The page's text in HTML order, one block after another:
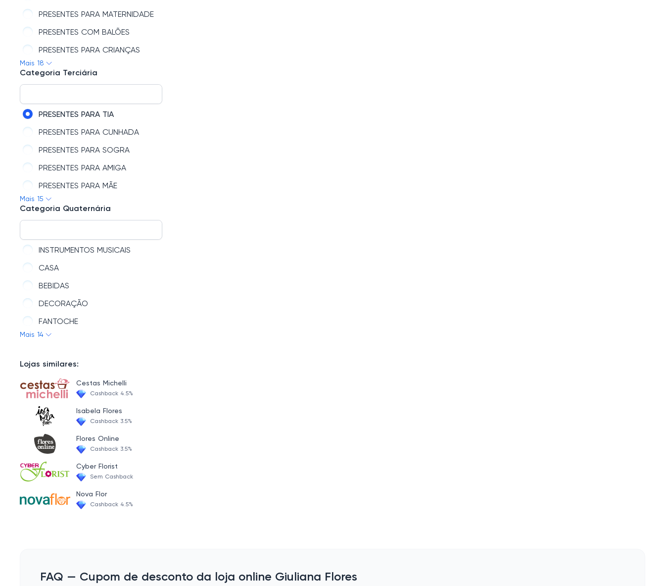
PRESENTES PARA MATERNIDADE
PRESENTES COM BALÕES
PRESENTES PARA CRIANÇAS
PRESENTES COM CHOCOLATES
PRESENTES PARA ELES
PRESENTES COM CANECAS
PRESENTES COM JOIAS
PRESENTES DE AGRADECIMENTO
FLORES E PELÚCIAS
PRESENTES DE DESCULPAS
Mais 18
Categoria Terciária
PRESENTES PARA TIA
PRESENTES PARA CUNHADA
PRESENTES PARA SOGRA
PRESENTES PARA AMIGA
PRESENTES PARA MÃE
PRESENTES PARA NAMORADA
PRESENTES PARA IRMÃ
PRESENTES PARA MADRASTA
PRESENTES PARA PRIMA
Mais 15
Categoria Quaternária
INSTRUMENTOS MUSICAIS
CASA
BEBIDAS
DECORAÇÃO
FANTOCHE
BEBÊS E CRIANÇAS
PERFUMARIA
JOIAS E BIJUTERIAS
ACESSÓRIOS
Mais 14
Lojas similares:
Cestas Michelli
Cashback 4.5%
Isabela Flores
Cashback 3.5%
Flores Online
Cashback 3.5%
Cyber Florist
Sem Cashback
Nova Flor
Cashback 4.5%
FAQ — Cupom de desconto da loja online Giuliana Flores